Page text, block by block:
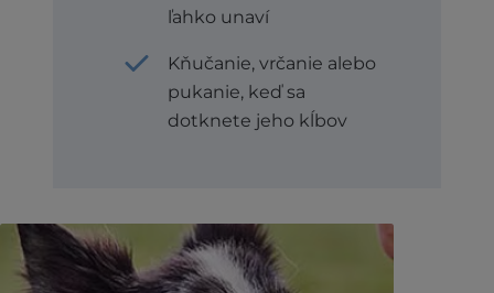
ľahko unaví
Kňučanie, vrčanie alebo
pukanie, keď sa
dotknete jeho kĺbov